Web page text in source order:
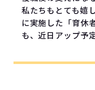
私たちもとても
に実施した「育休
も、近日アップ予